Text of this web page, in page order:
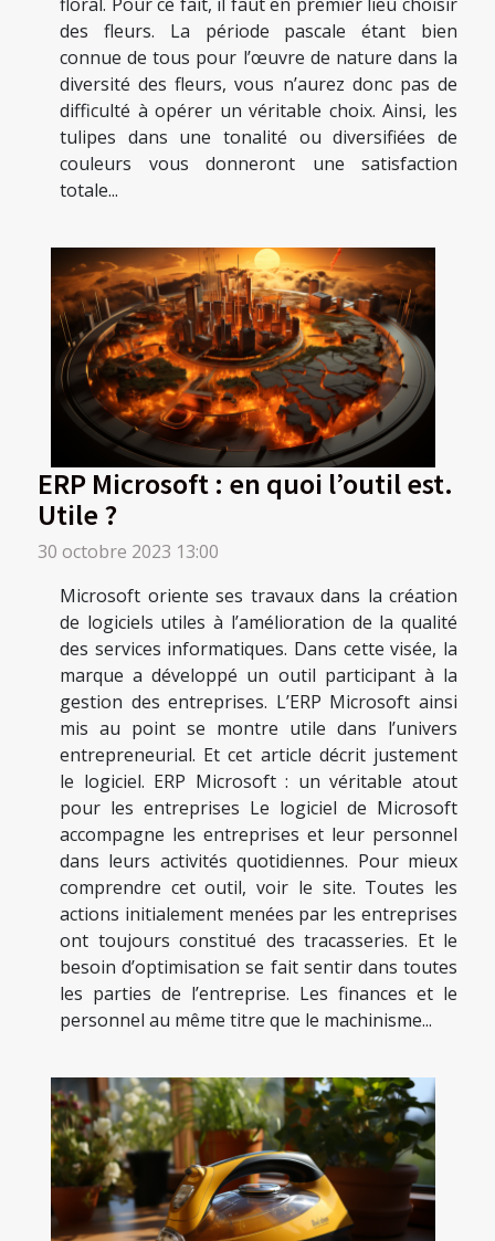
des fleurs. La période pascale étant bien
connue de tous pour l’œuvre de nature dans la
diversité des fleurs, vous n’aurez donc pas de
difficulté à opérer un véritable choix. Ainsi, les
tulipes dans une tonalité ou diversifiées de
couleurs vous donneront une satisfaction
totale...
ERP Microsoft : en quoi l’outil est.
Utile ?
30 octobre 2023 13:00
Microsoft oriente ses travaux dans la création
de logiciels utiles à l’amélioration de la qualité
des services informatiques. Dans cette visée, la
marque a développé un outil participant à la
gestion des entreprises. L’ERP Microsoft ainsi
mis au point se montre utile dans l’univers
entrepreneurial. Et cet article décrit justement
le logiciel. ERP Microsoft : un véritable atout
pour les entreprises Le logiciel de Microsoft
accompagne les entreprises et leur personnel
dans leurs activités quotidiennes. Pour mieux
comprendre cet outil, voir le site. Toutes les
actions initialement menées par les entreprises
ont toujours constitué des tracasseries. Et le
besoin d’optimisation se fait sentir dans toutes
les parties de l’entreprise. Les finances et le
personnel au même titre que le machinisme...